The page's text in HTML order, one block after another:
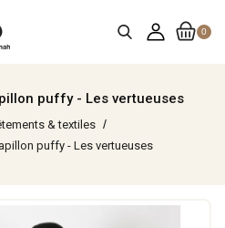
0
puffy - Les vertueuses
& textiles
puffy - Les vertueuses